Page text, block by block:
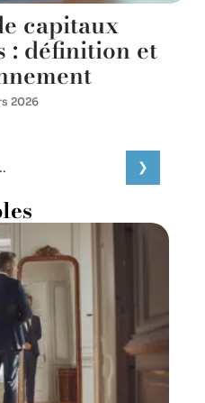
capitaux
: définition et
2026